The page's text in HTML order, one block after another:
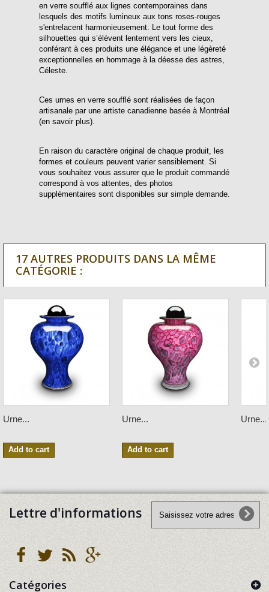
en verre soufflé aux lignes contemporaines dans
lesquels des motifs lumineux aux tons roses-rouges
s'entrelacent harmonieusement. Le tout forme des
silhouettes qui s’élèvent lentement vers les cieux,
conférant à ces produits une élégance et une légèreté
exceptionnelles en hommage à la déesse des astres,
Céleste.
Ces urnes en verre soufflé sont réalisées de façon
artisanale par une artiste canadienne basée à Montréal
(en savoir plus).
En raison du caractère original de chaque produit, les
formes et couleurs peuvent varier sensiblement. Si
vous souhaitez vous assurer que le produit commandé
correspond à vos attentes, des photos
supplémentaires sont disponibles sur simple demande.
17 AUTRES PRODUITS DANS LA MÊME
CATÉGORIE :
Urne...
Add to cart
Urne...
Add to cart
Urne...
Lettre d'informations
Catégories